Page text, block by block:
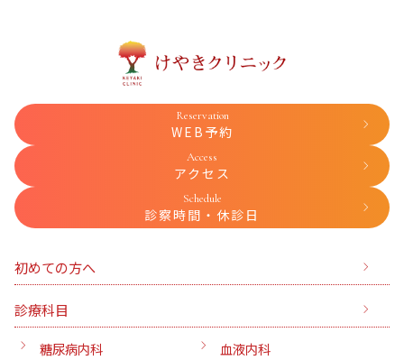
Reservation
WEB予約
Access
アクセス
Schedule
診察時間・休診日
初めての方へ
診療科目
糖尿病内科
血液内科